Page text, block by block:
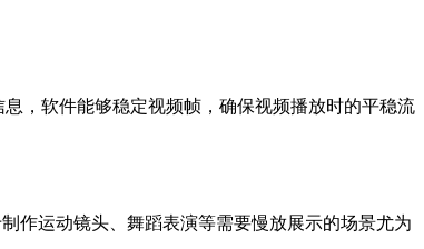
，软件能够稳定视频帧，确保视频播放时的平稳流
于制作运动镜头、舞蹈表演等需要慢放展示的场景尤为